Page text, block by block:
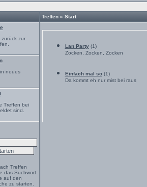
Treffen » Start
zur
Lan Party(1)
Zocken, Zocken, Zocken
Einfach mal so(1)
Da kommt eh nur mist bei raus
neues
Treffen bei
sind.
Treffen
das Suchwort
auf den
zu starten.